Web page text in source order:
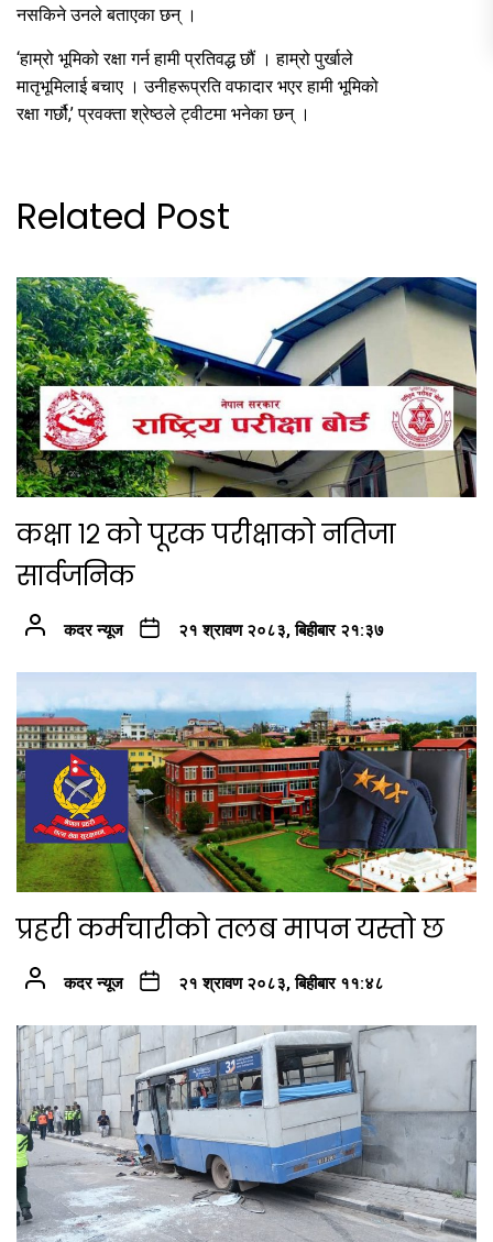
नसकिने उनले बताएका छन् ।
‘हाम्रो भूमिको रक्षा गर्न हामी प्रतिवद्ध छौं । हाम्रो पुर्खाले
मातृभूमिलाई बचाए । उनीहरूप्रति वफादार भएर हामी भूमिको
रक्षा गर्छौ,’ प्रवक्ता श्रेष्ठले ट्वीटमा भनेका छन् ।
Related Post
कक्षा १२ को पूरक परीक्षाको नतिजा
सार्वजनिक
कदर न्यूज २१ श्रावण २०८३, बिहीबार २१:३७
प्रहरी कर्मचारीको तलब मापन यस्तो छ
कदर न्यूज २१ श्रावण २०८३, बिहीबार ११:४८